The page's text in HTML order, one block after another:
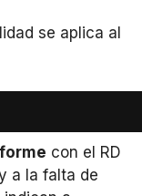
se aplica al
con el RD
a la falta de